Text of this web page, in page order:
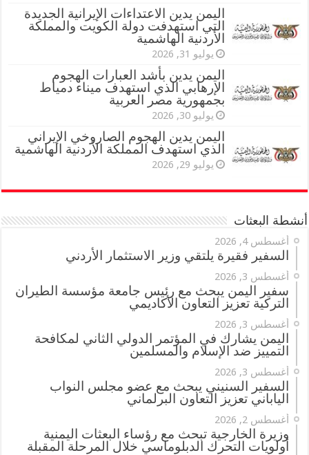
اليمن يدين الاعتداءات الإيرانية الجديدة
التي استهدفت دولة الكويت والمملكة
الأردنية الهاشمية
يوليو 31, 2026
اليمن يدين بأشد العبارات الهجوم
الإرهابي الذي استهدف ميناء دمياط
بجمهورية مصر العربية
يوليو 30, 2026
اليمن يدين الهجوم الصاروخي الإيراني
الذي استهدف المملكة الأردنية الهاشمية
يوليو 29, 2026
أنشطة البعثات
أغسطس 4, 2026
السفير فقيرة يلتقي وزير الاستثمار الأردني
أغسطس 3, 2026
سفير اليمن يبحث مع رئيس جامعة مؤسسة الطيران
التركية تعزيز التعاون الأكاديمي
أغسطس 3, 2026
اليمن يشارك في المؤتمر الدولي الثاني لمكافحة
التمييز ضد الإسلام والمسلمين
أغسطس 3, 2026
السفير السنيني يبحث مع عضو مجلس النواب
الياباني تعزيز التعاون البرلماني
أغسطس 2, 2026
وزيرة الخارجية تبحث مع رؤساء البعثات اليمنية
أولويات التحرك الدبلوماسي خلال المرحلة المقبلة